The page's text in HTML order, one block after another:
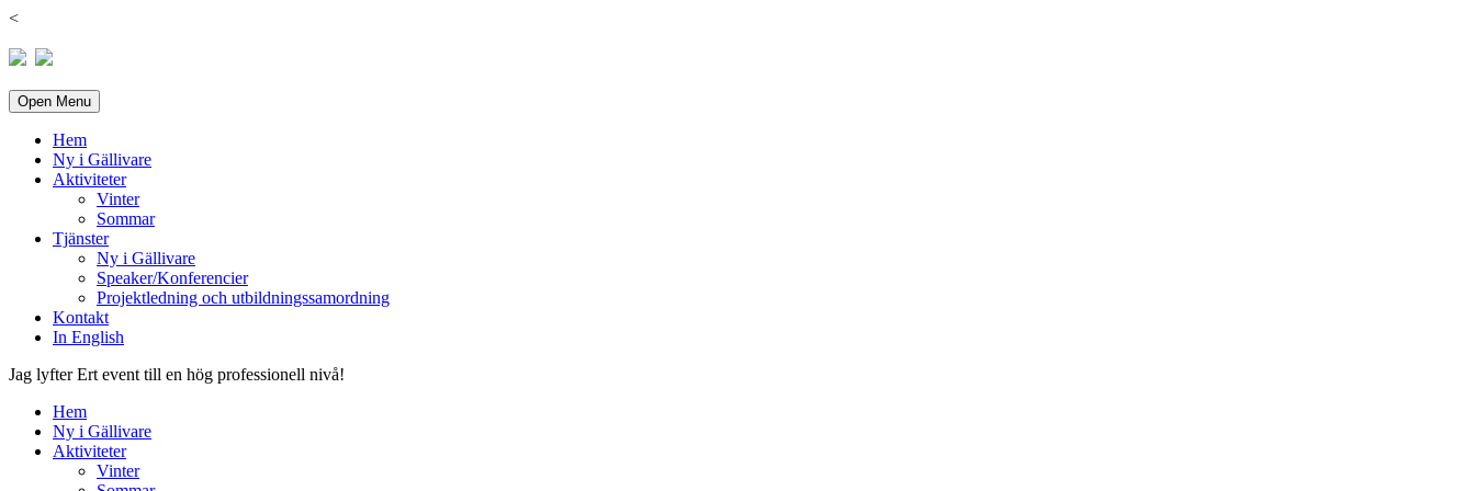
<
Open Menu
Hem
Ny i Gällivare
Aktiviteter
Vinter
Sommar
Tjänster
Ny i Gällivare
Speaker/Konferencier
Projektledning och utbildningssamordning
Kontakt
In English
Jag lyfter Ert event till en hög professionell nivå!
Hem
Ny i Gällivare
Aktiviteter
Vinter